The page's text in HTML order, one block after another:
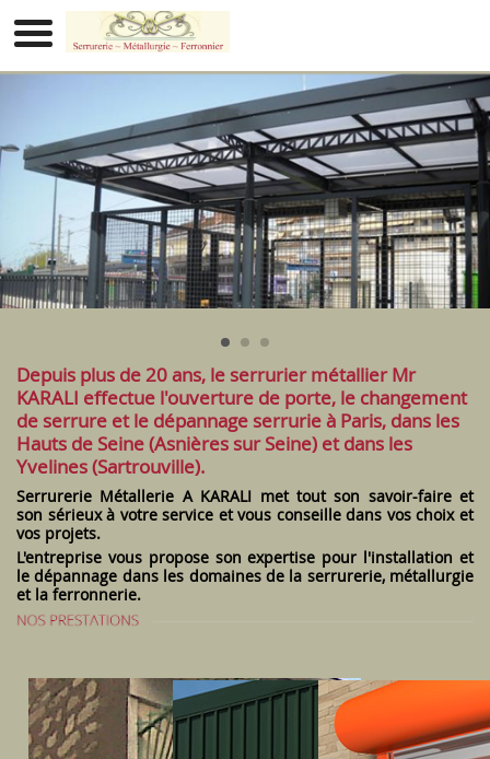
Depuis plus de 20 ans, le serrurier métallier Mr
KARALI effectue l'ouverture de porte, le changement
de serrure et le dépannage serrurie à Paris, dans les
Hauts de Seine (Asnières sur Seine) et dans les
Yvelines (Sartrouville).
Serrurerie Métallerie A KARALI met tout son savoir-faire et
son sérieux à votre service et vous conseille dans vos choix et
vos projets.
L'entreprise vous propose son expertise pour l'installation et
le dépannage dans les domaines de la serrurerie, métallurgie
et la ferronnerie.